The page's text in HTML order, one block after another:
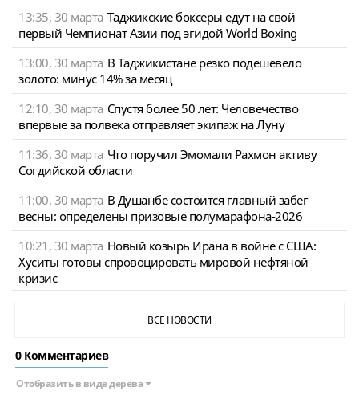
13:35, 30 марта Таджикские боксеры едут на свой
первый Чемпионат Азии под эгидой World Boxing
13:00, 30 марта В Таджикистане резко подешевело
золото: минус 14% за месяц
12:10, 30 марта Спустя более 50 лет: Человечество
впервые за полвека отправляет экипаж на Луну
11:36, 30 марта Что поручил Эмомали Рахмон активу
Согдийской области
11:00, 30 марта В Душанбе состоится главный забег
весны: определены призовые полумарафона-2026
10:21, 30 марта Новый козырь Ирана в войне с США:
Хуситы готовы спровоцировать мировой нефтяной
кризис
ВСЕ НОВОСТИ
0 Комментариев
Отобразить в виде дерева